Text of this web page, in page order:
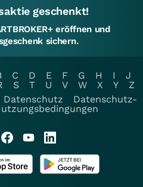
geschenkt!
eröffnen und
sichern.
C D E F G H I
J
S T U V W X Y
Z
Datenschutz
Datenschutz-